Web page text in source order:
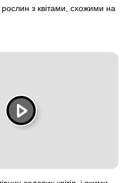
з квітами, схожими на